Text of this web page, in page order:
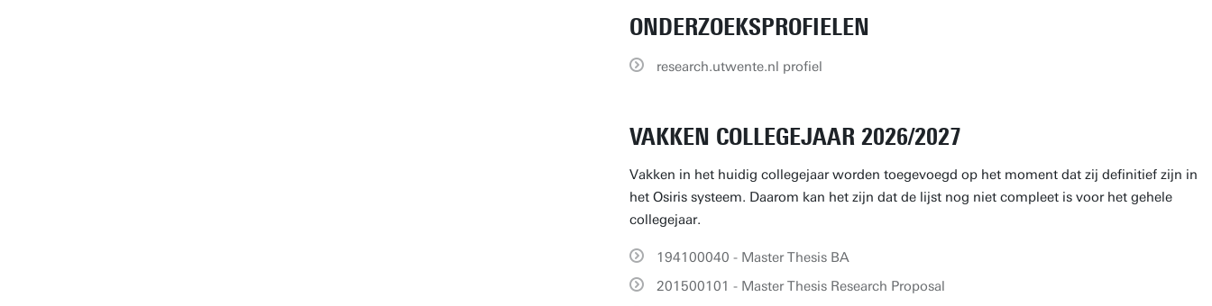
ONDERZOEKSPROFIELEN
research.utwente.nl profiel
VAKKEN COLLEGEJAAR 2026/2027
Vakken in het huidig collegejaar worden toegevoegd op het moment dat zij definitief zijn in
het Osiris systeem. Daarom kan het zijn dat de lijst nog niet compleet is voor het gehele
collegejaar.
194100040 - Master Thesis BA
201500101 - Master Thesis Research Proposal